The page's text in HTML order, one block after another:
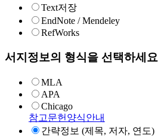
Text저장
EndNote / Mendeley
RefWorks
서지정보의 형식을 선택하세요
MLA
APA
Chicago
참고문헌양식안내
간략정보 (제목, 저자, 연도)